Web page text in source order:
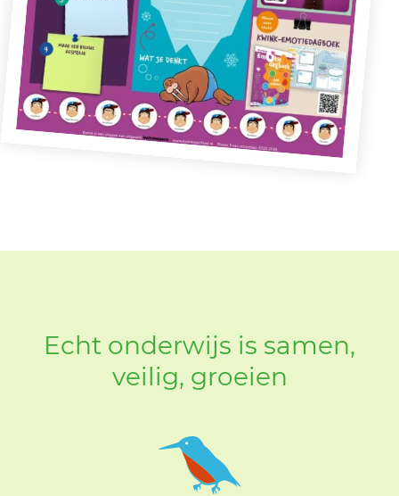
Echt onderwijs is samen,
veilig, groeien